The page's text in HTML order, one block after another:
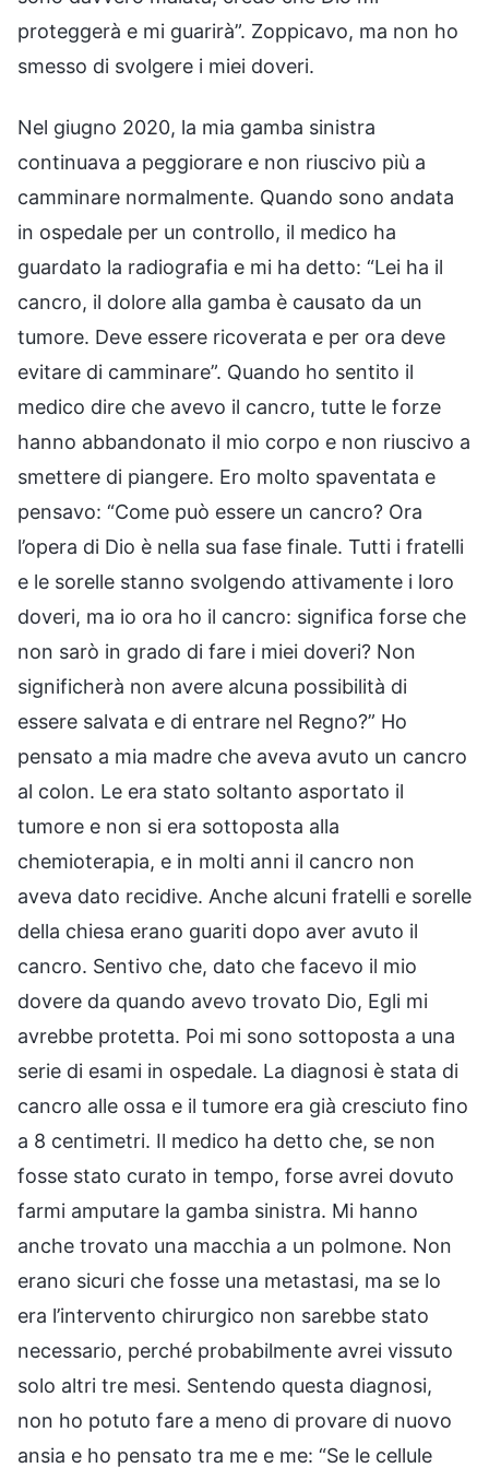
proteggerà e mi guarirà”. Zoppicavo, ma non ho
smesso di svolgere i miei doveri.
Nel giugno 2020, la mia gamba sinistra
continuava a peggiorare e non riuscivo più a
camminare normalmente. Quando sono andata
in ospedale per un controllo, il medico ha
guardato la radiografia e mi ha detto: “Lei ha il
cancro, il dolore alla gamba è causato da un
tumore. Deve essere ricoverata e per ora deve
evitare di camminare”. Quando ho sentito il
medico dire che avevo il cancro, tutte le forze
hanno abbandonato il mio corpo e non riuscivo a
smettere di piangere. Ero molto spaventata e
pensavo: “Come può essere un cancro? Ora
l’opera di Dio è nella sua fase finale. Tutti i fratelli
e le sorelle stanno svolgendo attivamente i loro
doveri, ma io ora ho il cancro: significa forse che
non sarò in grado di fare i miei doveri? Non
significherà non avere alcuna possibilità di
essere salvata e di entrare nel Regno?” Ho
pensato a mia madre che aveva avuto un cancro
al colon. Le era stato soltanto asportato il
tumore e non si era sottoposta alla
chemioterapia, e in molti anni il cancro non
aveva dato recidive. Anche alcuni fratelli e sorelle
della chiesa erano guariti dopo aver avuto il
cancro. Sentivo che, dato che facevo il mio
dovere da quando avevo trovato Dio, Egli mi
avrebbe protetta. Poi mi sono sottoposta a una
serie di esami in ospedale. La diagnosi è stata di
cancro alle ossa e il tumore era già cresciuto fino
a 8 centimetri. Il medico ha detto che, se non
fosse stato curato in tempo, forse avrei dovuto
farmi amputare la gamba sinistra. Mi hanno
anche trovato una macchia a un polmone. Non
erano sicuri che fosse una metastasi, ma se lo
era l’intervento chirurgico non sarebbe stato
necessario, perché probabilmente avrei vissuto
solo altri tre mesi. Sentendo questa diagnosi,
non ho potuto fare a meno di provare di nuovo
ansia e ho pensato tra me e me: “Se le cellule